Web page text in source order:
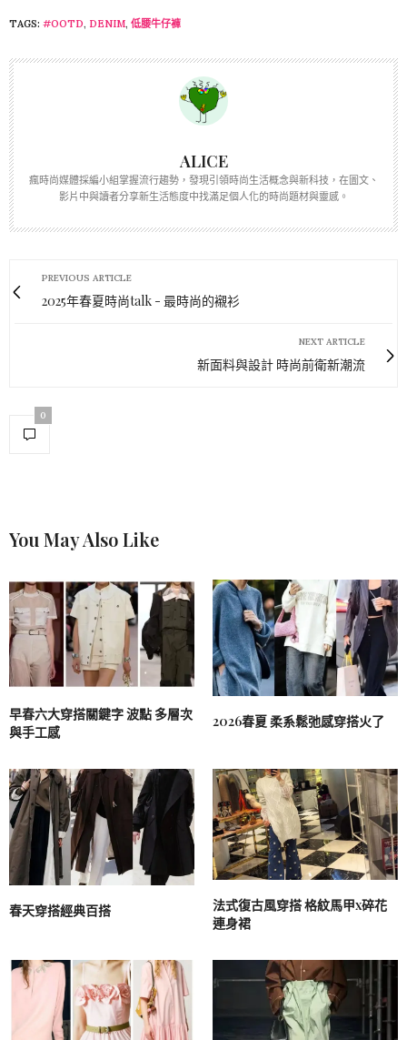
TAGS: #OOTD, DENIM, 低腰牛仔褲
ALICE
瘋時尚媒體採編小組掌握流行趨勢，發現引領時尚生活概念與新科技，在圖文、
影片中與讀者分享新生活態度中找滿足個人化的時尚題材與靈感。
PREVIOUS ARTICLE
2025年春夏時尚talk - 最時尚的襯衫
NEXT ARTICLE
新面料與設計 時尚前衛新潮流
0
You May Also Like
早春六大穿搭關鍵字 波點 多層次
與手工感
2026春夏 柔系鬆弛感穿搭火了
春天穿搭經典百搭
法式復古風穿搭 格紋馬甲x碎花
連身裙